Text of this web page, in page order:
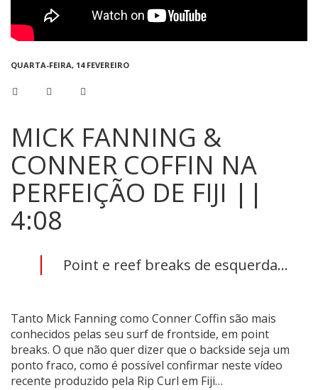
QUARTA-FEIRA, 14 FEVEREIRO
MICK FANNING &
CONNER COFFIN NA
PERFEIÇÃO DE FIJI ||
4:08
Point e reef breaks de esquerda...
Tanto Mick Fanning como Conner Coffin são mais
conhecidos pelas seu surf de frontside, em point
breaks. O que não quer dizer que o backside seja um
ponto fraco, como é possível confirmar neste vídeo
recente produzido pela Rip Curl em Fiji…